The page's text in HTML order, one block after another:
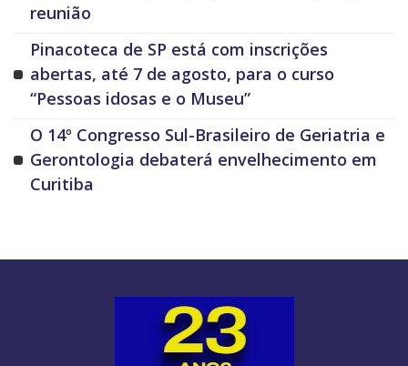
reunião
Pinacoteca de SP está com inscrições
abertas, até 7 de agosto, para o curso
“Pessoas idosas e o Museu”
O 14º Congresso Sul-Brasileiro de Geriatria e
Gerontologia debaterá envelhecimento em
Curitiba